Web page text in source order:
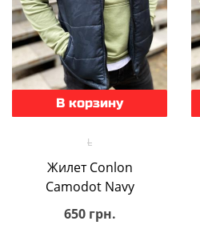
В корзину
L
Жилет Conlon
Camodot Navy
650 грн.